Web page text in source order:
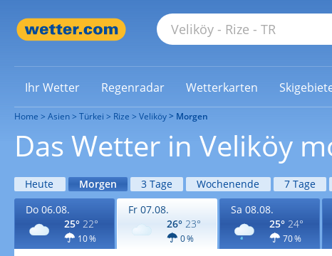
Ihr Wetter Regenradar Wetterkarten
Home Asien Türkei Rize Veliköy Morgen
Das Wetter in Veliköy
Heute Morgen 3 Tage Wochenende 7 Tage
Do 06.08.
25° 22°
10 %
Fr 07.08.
26° 23°
0 %
Sa 08.08.
25° 24°
70 %